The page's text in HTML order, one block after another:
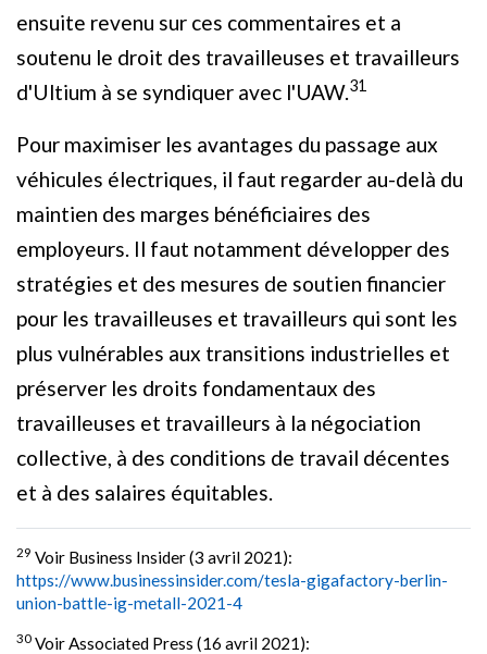
ensuite revenu sur ces commentaires et a
soutenu le droit des travailleuses et travailleurs
d'Ultium à se syndiquer avec l'UAW. 31
Pour maximiser les avantages du passage aux
véhicules électriques, il faut regarder au-delà du
maintien des marges bénéficiaires des
employeurs. Il faut notamment développer des
stratégies et des mesures de soutien financier
pour les travailleuses et travailleurs qui sont les
plus vulnérables aux transitions industrielles et
préserver les droits fondamentaux des
travailleuses et travailleurs à la négociation
collective, à des conditions de travail décentes
et à des salaires équitables.
29 Voir Business Insider (3 avril 2021):
https://www.businessinsider.com/tesla-gigafactory-berlin-
union-battle-ig-metall-2021-4
30 Voir Associated Press (16 avril 2021):